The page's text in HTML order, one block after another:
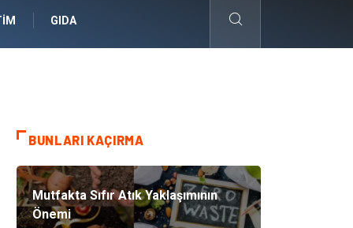
GIDA
BUNLARI KAÇIRMA
Mutfakta Sıfır Atık Yaklaşımının
Önemi